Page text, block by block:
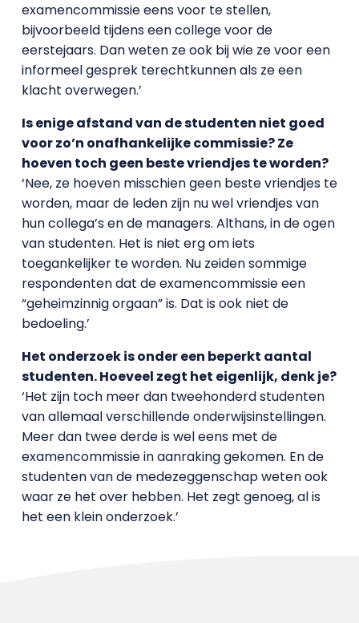
examencommissie eens voor te stellen,
bijvoorbeeld tijdens een college voor de
eerstejaars. Dan weten ze ook bij wie ze voor een
informeel gesprek terechtkunnen als ze een
klacht overwegen.’
Is enige afstand van de studenten niet goed
voor zo’n onafhankelijke commissie? Ze
hoeven toch geen beste vriendjes te worden?
‘Nee, ze hoeven misschien geen beste vriendjes te
worden, maar de leden zijn nu wel vriendjes van
hun collega’s en de managers. Althans, in de ogen
van studenten. Het is niet erg om iets
toegankelijker te worden. Nu zeiden sommige
respondenten dat de examencommissie een
“geheimzinnig orgaan” is. Dat is ook niet de
bedoeling.’
Het onderzoek is onder een beperkt aantal
studenten. Hoeveel zegt het eigenlijk, denk je?
‘Het zijn toch meer dan tweehonderd studenten
van allemaal verschillende onderwijsinstellingen.
Meer dan twee derde is wel eens met de
examencommissie in aanraking gekomen. En de
studenten van de medezeggenschap weten ook
waar ze het over hebben. Het zegt genoeg, al is
het een klein onderzoek.’